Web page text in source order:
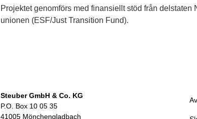
Projektet genomförs med finansiellt stöd från
unionen (ESF/Just Transition Fund).
Steuber GmbH & Co. KG
P.O. Box 10 05 35
41005 Mönchengladbach